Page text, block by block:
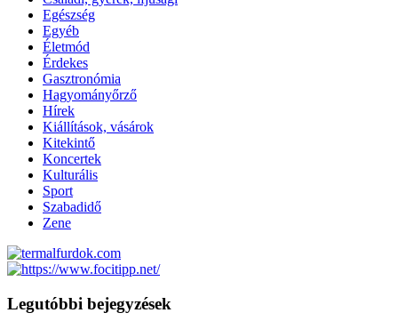
Egészség
Egyéb
Életmód
Érdekes
Gasztronómia
Hagyományőrző
Hírek
Kiállítások, vásárok
Kitekintő
Koncertek
Kulturális
Sport
Szabadidő
Zene
Legutóbbi bejegyzések